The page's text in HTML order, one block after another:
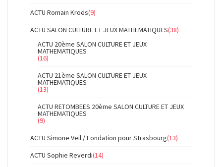
ACTU Romain Kroës(9)
ACTU SALON CULTURE ET JEUX MATHEMATIQUES(38)
ACTU 20ème SALON CULTURE ET JEUX
MATHEMATIQUES
(16)
ACTU 21ème SALON CULTURE ET JEUX
MATHEMATIQUES
(13)
ACTU RETOMBEES 20ème SALON CULTURE ET JEUX
MATHEMATIQUES
(9)
ACTU Simone Veil / Fondation pour Strasbourg(13)
ACTU Sophie Reverdi(14)